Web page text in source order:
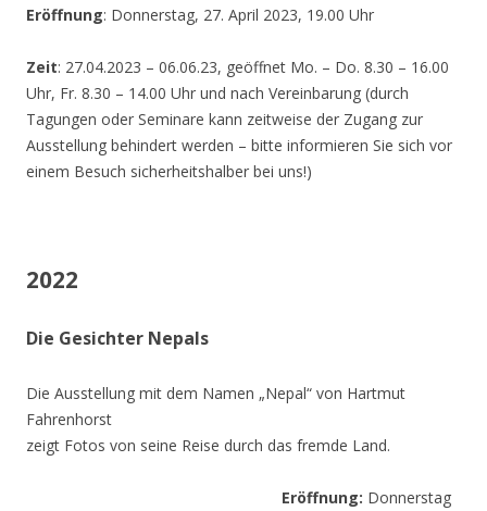
Eröffnung: Donnerstag, 27. April 2023, 19.00 Uhr
Zeit: 27.04.2023 – 06.06.23, geöffnet Mo. – Do. 8.30 – 16.00
Uhr, Fr. 8.30 – 14.00 Uhr und nach Vereinbarung (durch
Tagungen oder Seminare kann zeitweise der Zugang zur
Ausstellung behindert werden – bitte informieren Sie sich vor
einem Besuch sicherheitshalber bei uns!)
2022
Die Gesichter Nepals
Die Ausstellung mit dem Namen „Nepal“ von Hartmut
Fahrenhorst
zeigt Fotos von seine Reise durch das fremde Land.
Eröffnung: Donnerstag